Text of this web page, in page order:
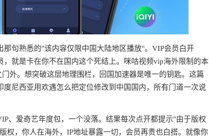
那句熟悉的"该内容仅限中国大陆地区播放"。VIP会员白开
就是卡在你不在国内这个死结上。咪咕视频vip海外限制的本
外。想突破这层地理围栏，回国加速器是唯一的钥匙。这篇
尼西亚用欢遇怎么把定位修改到中国国内，所有门道一次说
、爱奇艺年度包，一个没落。结果每次点开都提示"由于版权
权，你人在海外，IP地址暴露一切，会员再贵也白搭。就像你